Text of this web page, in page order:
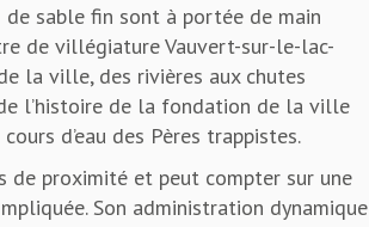
sable fin sont à portée de main
de villégiature Vauvert-sur-le-lac-
la ville, des rivières aux chutes
l’histoire de la fondation de la ville
d’eau des Pères trappistes.
proximité et peut compter sur une
Son administration dynamique